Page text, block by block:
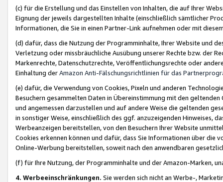
(c) für die Erstellung und das Einstellen von Inhalten, die auf Ihrer
Eignung der jeweils dargestellten Inhalte (einschließlich sämtlicher
Informationen, die Sie in einen Partner-Link aufnehmen oder mit
(d) dafür, dass die Nutzung der Programminhalte, Ihrer Website und
Verletzung oder missbräuchliche Ausübung unserer Rechte bzw. der
Markenrechte, Datenschutzrechte, Veröffentlichungsrechte oder
Einhaltung derAmazon Anti-Fälschungsrichtlinien für das
(e) dafür, die Verwendung von Cookies, Pixeln und anderen
Besuchern gesammelten Daten in Übereinstimmung mit den
und angemessen darzustellen und auf andere Weise die geltenden
in sonstiger Weise, einschließlich des ggf. anzuzeigenden Hinweises,
Werbeanzeigen bereitstellen, von den Besuchern Ihrer Website
Cookies erkennen können und dafür, dass Sie Informationen über die
Online-Werbung bereitstellen, soweit nach den anwendbaren
(f) für Ihre Nutzung, der Programminhalte und der Amazon-Marken,
4. Werbeeinschränkungen. Sie werden sich nicht an Werbe-,